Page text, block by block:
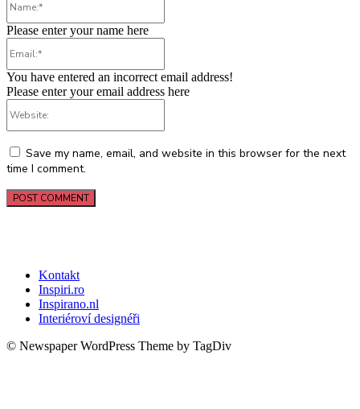
Please enter your name here
You have entered an incorrect email address!
Please enter your email address here
Save my name, email, and website in this browser for the next
time I comment.
Kontakt
Inspiri.ro
Inspirano.nl
Interiéroví designéři
© Newspaper WordPress Theme by TagDiv